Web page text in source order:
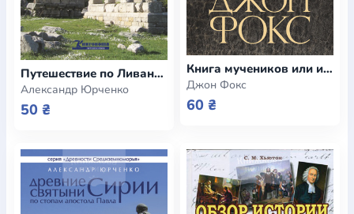
Путешествие по Ливану. В поисках загадочной Финикии (e-book)
Александр Юрченко
50 ₴
Книга мучеников или история гонения христиан с І по ХХ век (e-book)
Джон Фокс
60 ₴